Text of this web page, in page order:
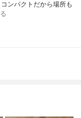
ンパクトだから場所も